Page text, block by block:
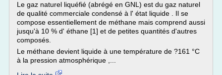
Le gaz naturel liquéfié (abrégé en GNL) est du gaz naturel
de qualité commerciale condensé à l' état liquide . Il se
compose essentiellement de méthane mais comprend aussi
jusqu'à 10 % d' éthane [1] et de petites quantités d'autres
composés.
Le méthane devient liquide à une température de ?161 °C
à la pression atmosphérique ,...